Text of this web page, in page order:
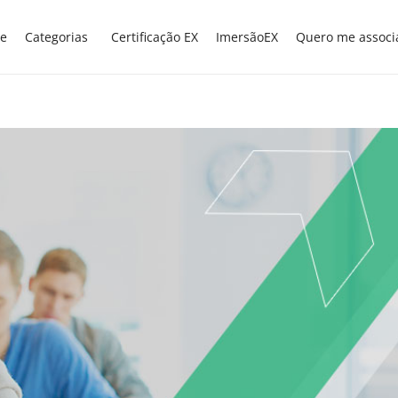
Categorias Certificação EX ImersãoEX Quero me